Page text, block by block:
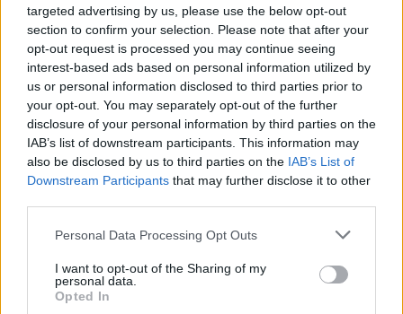
targeted advertising by us, please use the below opt-out
section to confirm your selection. Please note that after your
opt-out request is processed you may continue seeing
interest-based ads based on personal information utilized by
us or personal information disclosed to third parties prior to
your opt-out. You may separately opt-out of the further
disclosure of your personal information by third parties on the
IAB’s list of downstream participants. This information may
also be disclosed by us to third parties on the IAB’s List of
Downstream Participants that may further disclose it to other
Please note that this website/app uses one or more Google
not limited to your visit or usage behaviour. You may click to
grant or deny consent to Google and its third-party tags to
use your data for below specified purposes in below Google
Personal Data Processing Opt Outs
I want to opt-out of the Sharing of my
personal data.
Opted In
Ο επικεφαλής του Στέιτ Ντιπάρτμεντ σχολίαζε
μια πληροφορία, σύμφωνα με την οποία η
Τεχεράνη συγκρότησε μια ειδική αρχή αρμόδια να
εγκρίνει τις διελεύσεις μέσω αυτής της
στρατηγικής θαλάσσιας οδού, την οποία έχει ντε
φάκτο αποκλείσει από τότε που άρχισαν τα
στις 28 Φεβρουαρίου.